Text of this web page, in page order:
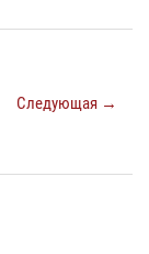
Следующая →